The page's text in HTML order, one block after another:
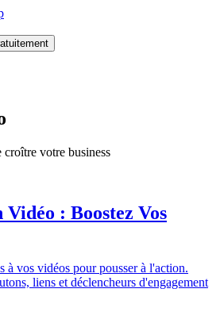
votre business
: Boostez Vos
à vos vidéos pour pousser à l'action.
liens et déclencheurs d'engagement